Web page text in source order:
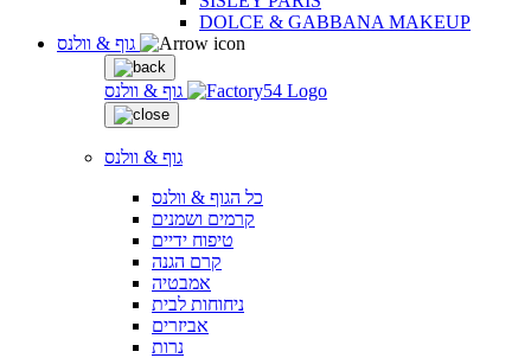
DOLCE & GABBANA MAKEUP
גוף & וולנס
גוף & וולנס
כל הגוף & וולנס
קרמים ושמנים
טיפוח ידיים
קרם הגנה
אמבטיה
ניחוחות לבית
אביזרים
נרות